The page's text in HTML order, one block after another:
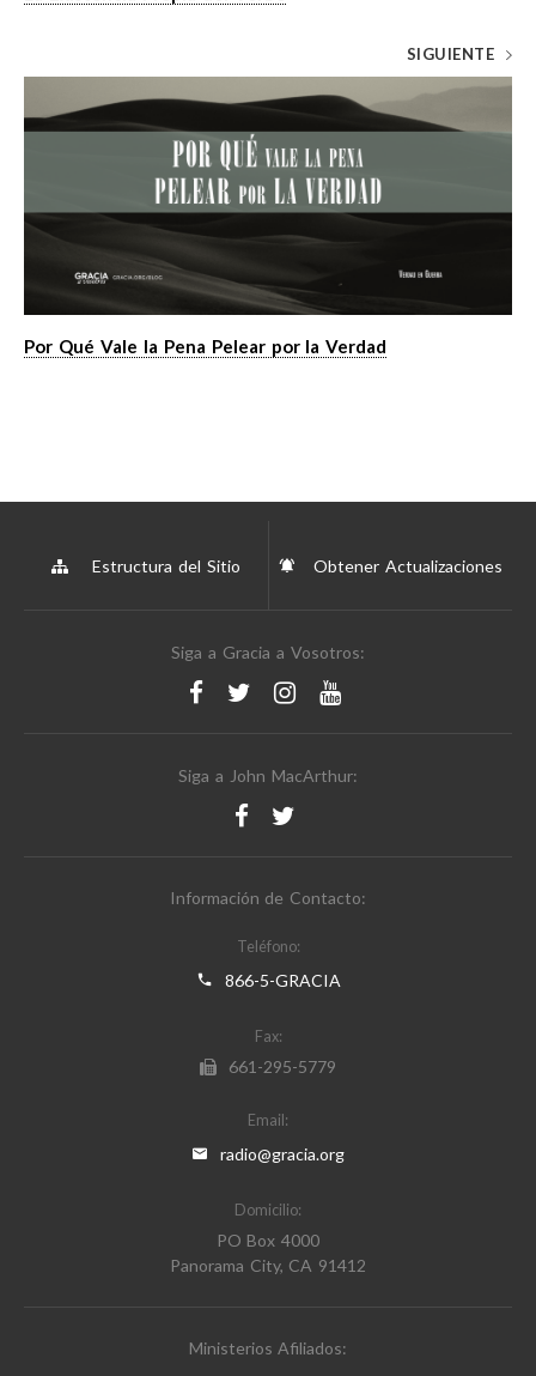
SIGUIENTE
Por Qué Vale la Pena Pelear por la Verdad
Estructura del Sitio Obtener Actualizaciones
Siga a Gracia a Vosotros:
Siga a John MacArthur:
Información de Contacto:
Teléfono:
866-5-GRACIA
Fax:
661-295-5779
Email:
radio@gracia.org
Domicilio:
PO Box 4000
Panorama City, CA 91412
Ministerios Afiliados: